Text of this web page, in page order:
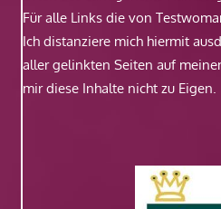
Für alle Links die von
Ich distanziere mich hiermit
aller gelinkten Seiten auf
mir diese Inhalte nicht zu Eigen.